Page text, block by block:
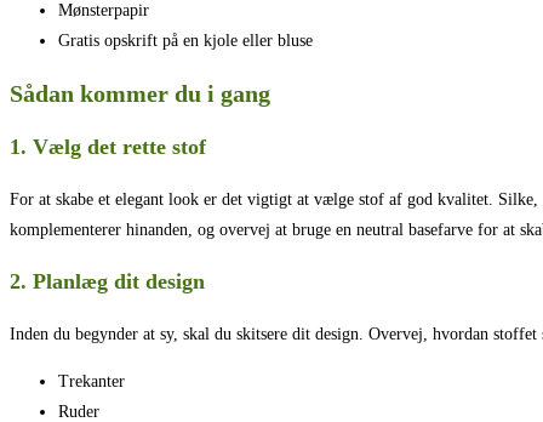
Mønsterpapir
Gratis opskrift på en kjole eller bluse
Sådan kommer du i gang
1. Vælg det rette stof
For at skabe et elegant look er det vigtigt at vælge stof af god kvalitet.
komplementerer hinanden, og overvej at bruge en neutral basefarve for at
2. Planlæg dit design
Inden du begynder at sy, skal du skitsere dit design. Overvej, hvordan
Trekanter
Ruder